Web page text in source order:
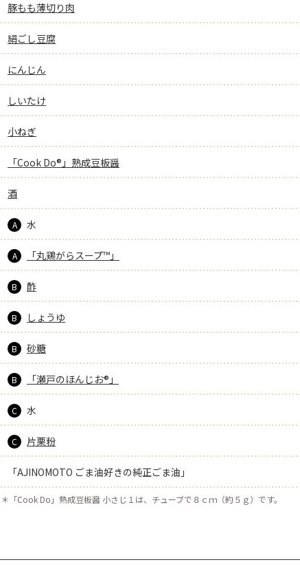
豚もも薄切り肉
絹ごし豆腐
にんじん
しいたけ
小ねぎ
「Cook Do®」熟成豆板醤
酒
A 水
A 「丸鶏がらスープ™」
B 酢
B しょうゆ
B 砂糖
B 「瀬戸のほんじお®」
C 水
C 片栗粉
「AJINOMOTO ごま油好きの純正ごま油」
＊ 「Cook Do」熟成豆板醤 小さじ１は、チューブで８ｃｍ（約５ｇ）です。